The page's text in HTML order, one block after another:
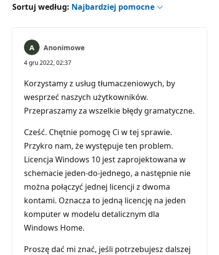
Sortuj według: Najbardziej pomocne
Anonimowe
4 gru 2022, 02:37
Korzystamy z usług tłumaczeniowych, by
wesprzeć naszych użytkowników.
Przepraszamy za wszelkie błędy gramatyczne.
Cześć. Chętnie pomogę Ci w tej sprawie.
Przykro nam, że występuje ten problem.
Licencja Windows 10 jest zaprojektowana w
schemacie jeden-do-jednego, a następnie nie
można połączyć jednej licencji z dwoma
kontami. Oznacza to jedną licencję na jeden
komputer w modelu detalicznym dla
Windows Home.
Proszę dać mi znać, jeśli potrzebujesz dalszej